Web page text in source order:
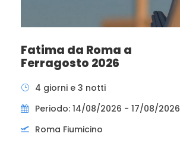
Fatima da Roma a
Ferragosto 2026
4 giorni e 3 notti
Periodo: 14/08/2026 - 17/08/2026
Roma Fiumicino